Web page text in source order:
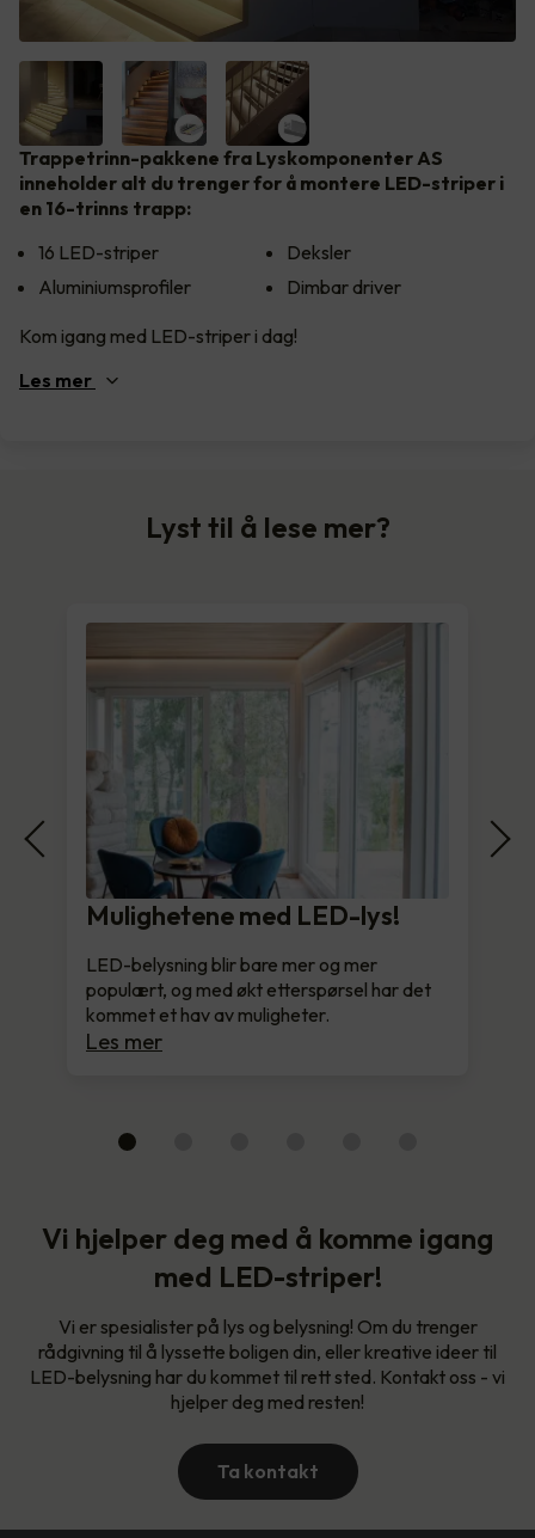
Trappetrinn-pakkene fra Lyskomponenter AS
inneholder alt du trenger for å montere LED-striper i
en 16-trinns trapp:
16 LED-striper
Aluminiumsprofiler
Deksler
Dimbar driver
Kom igang med LED-striper i dag!
Les mer
Lyst til å lese mer?
Mulighetene med LED-lys!
LED-belysning blir bare mer og mer
populært, og med økt etterspørsel har det
kommet et hav av muligheter.
Les mer
Vi hjelper deg med å komme igang
med LED-striper!
Vi er spesialister på lys og belysning! Om du trenger
rådgivning til å lyssette boligen din, eller kreative ideer til
LED-belysning har du kommet til rett sted. Kontakt oss - vi
hjelper deg med resten!
Ta kontakt